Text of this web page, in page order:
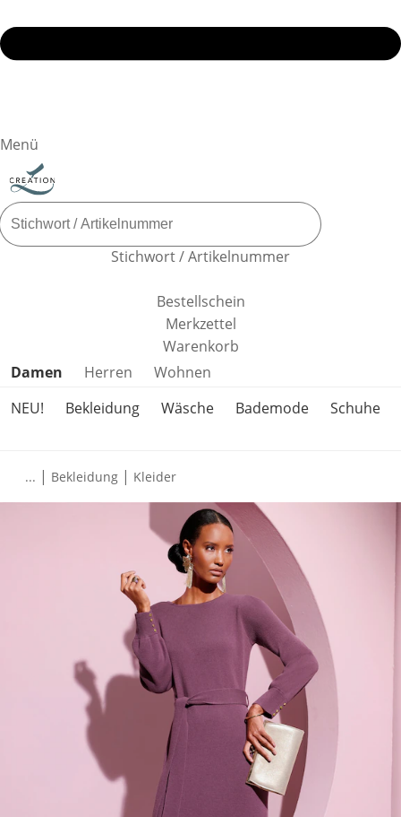
Menü
Stichwort / Artikelnummer
Bestellschein
Merkzettel
Warenkorb
Produktkategorien überspringen
Damen Herren
Wohnen
NEU!
Bekleidung Wäsche Bademode Schuhe
... | Bekleidung | Kleider